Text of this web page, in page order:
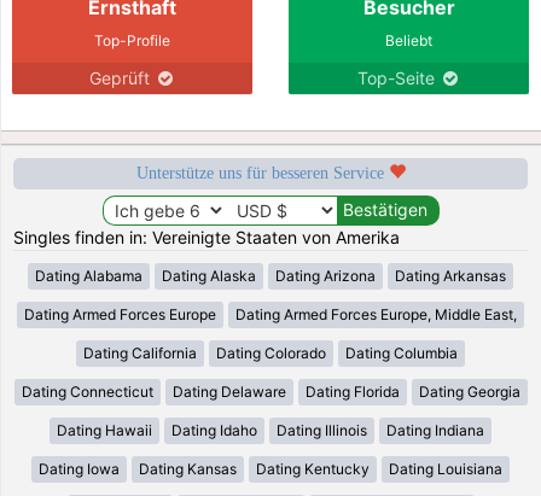
Ernsthaft
Top-Profile
Geprüft
Besucher
Beliebt
Top-Seite
Unterstütze uns für besseren Service
Singles finden in: Vereinigte Staaten von Amerika
Dating Alabama Dating Alaska Dating Arizona Dating Arkansas
Dating Armed Forces Europe Dating Armed Forces Europe, Middle East,
Dating California Dating Colorado Dating Columbia
Dating Connecticut Dating Delaware Dating Florida Dating Georgia
Dating Hawaii Dating Idaho Dating Illinois Dating Indiana
Dating Iowa Dating Kansas Dating Kentucky Dating Louisiana